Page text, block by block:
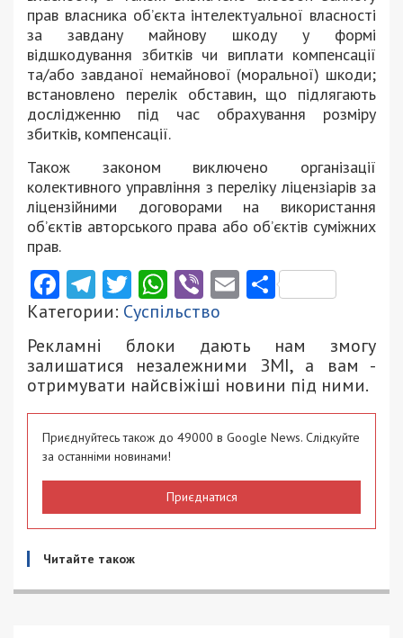
прав власника об’єкта інтелектуальної власності
за завдану майнову шкоду у формі
відшкодування збитків чи виплати компенсації
та/або завданої немайнової (моральної) шкоди;
встановлено перелік обставин, що підлягають
дослідженню під час обрахування розміру
збитків, компенсації.
Також законом виключено організації
колективного управління з переліку ліцензіарів за
ліцензійними договорами на використання
об’єктів авторського права або об’єктів суміжних
прав.
Facebook
Telegram
Twitter
WhatsApp
ViberEmail
Категории: Суспільство
Рекламні блоки дають нам змогу
залишатися незалежними ЗМІ, а вам -
отримувати найсвіжіші новини під ними.
Приєднуйтесь також до 49000 в Google News. Слідкуйте
за останніми новинами!
Приєднатися
Читайте також